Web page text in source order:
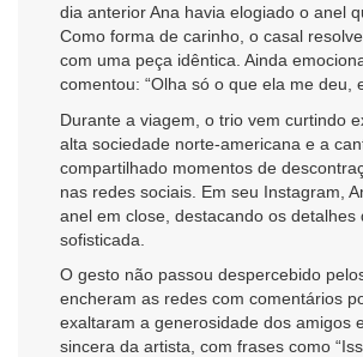
dia anterior Ana havia elogiado o anel
Como forma de carinho, o casal
com uma peça idêntica. Ainda
comentou: “Olha só o que ela me deu,
Durante a viagem, o trio vem curtindo
alta sociedade norte-americana e a
compartilhado momentos de
nas redes sociais. Em seu Instagram,
anel em close, destacando os detalhes
sofisticada.
O gesto não passou despercebido
encheram as redes com comentários
exaltaram a generosidade dos amigos
sincera da artista, com frases como